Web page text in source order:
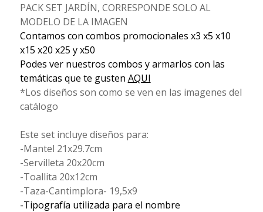
PACK SET JARDÍN, CORRESPONDE SOLO AL
MODELO DE LA IMAGEN
Contamos con combos promocionales x3 x5 x10
x15 x20 x25 y x50
Podes ver nuestros combos y armarlos con las
temáticas que te gusten AQUI
*Los diseños son como se ven en las imagenes del
catálogo
Este set incluye diseños para:
-Mantel 21x29.7cm
-Servilleta 20x20cm
-Toallita 20x12cm
-Taza-Cantimplora- 19,5x9
-Tipografía utilizada para el nombre